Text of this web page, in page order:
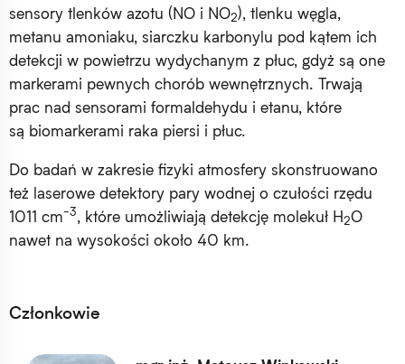
sensory tlenków azotu (NO i NO2), tlenku węgla,
metanu amoniaku, siarczku karbonylu pod kątem ich
detekcji w powietrzu wydychanym z płuc, gdyż są one
markerami pewnych chorób wewnętrznych. Trwają
prac nad sensorami formaldehydu i etanu, które
są biomarkerami raka piersi i płuc.
Do badań w zakresie fizyki atmosfery skonstruowano
też laserowe detektory pary wodnej o czułości rzędu
1011 cm-3, które umożliwiają detekcję molekuł H2O
nawet na wysokości około 40 km.
Członkowie